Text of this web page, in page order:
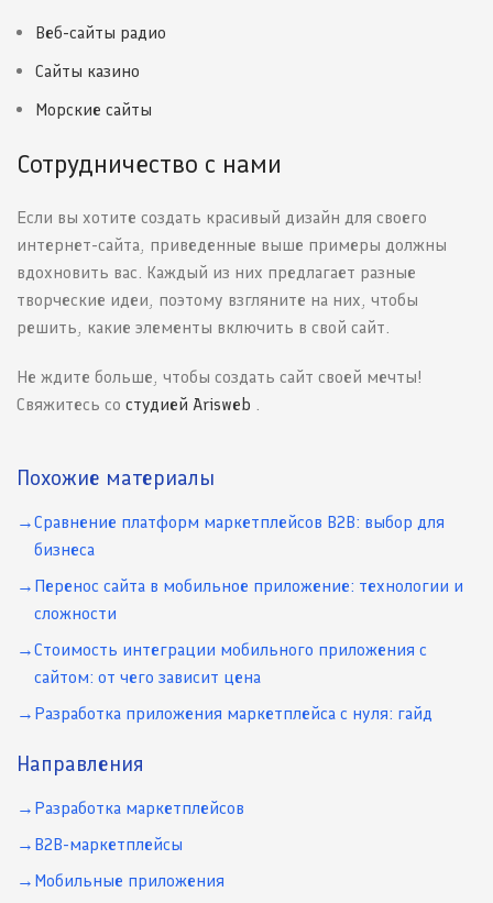
Веб-сайты радио
Сайты казино
Морские сайты
Сотрудничество с нами
Если вы хотите создать красивый дизайн для своего
интернет-сайта, приведенные выше примеры должны
вдохновить вас. Каждый из них предлагает разные
творческие идеи, поэтому взгляните на них, чтобы
решить, какие элементы включить в свой сайт.
Не ждите больше, чтобы создать сайт своей мечты!
Свяжитесь со студией Arisweb
Похожие материалы
Сравнение платформ маркетплейсов B2B: выбор для
бизнеса
Перенос сайта в мобильное приложение: технологии и
сложности
Стоимость интеграции мобильного приложения с
сайтом: от чего зависит цена
Разработка приложения маркетплейса с нуля: гайд
Направления
Разработка маркетплейсов
B2B-маркетплейсы
Мобильные приложения